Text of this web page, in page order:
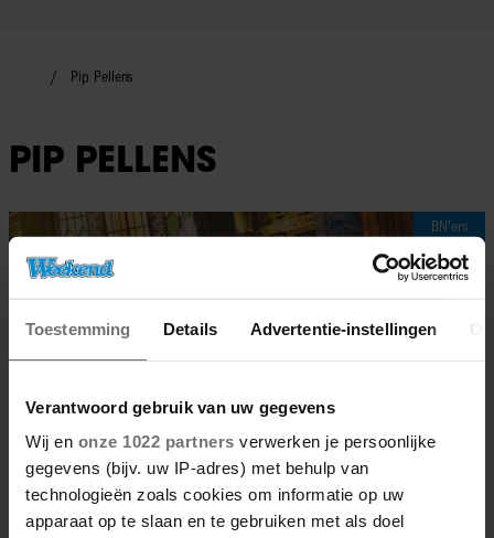
Toestemming Details Advertentie-instellingen
Verantwoord gebruik van uw gegevens
Wij en onze 1022 partners verwerken je persoonlijke
gegevens (bijv. uw IP-adres) met behulp van
technologieën zoals cookies om informatie op uw
apparaat op te slaan en te gebruiken met als doel
Pip Pellens
PIP PELLENS
BN'ers